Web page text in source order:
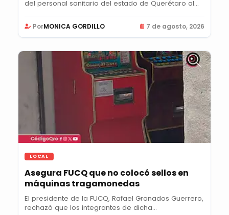
del personal sanitario del estado de Querétaro al...
PorMONICA GORDILLO 7 de agosto, 2026
LOCAL
Asegura FUCQ que no colocó sellos en
máquinas tragamonedas
El presidente de la FUCQ, Rafael Granados Guerrero,
rechazó que los integrantes de dicha...